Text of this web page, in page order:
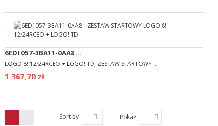
6ED1057-3BA11-0AA8 ...
LOGO 8! 12/24RCEO + LOGO! TD, ZESTAW STARTOWY ...
1 367,70 zł
Sort by Pokaż